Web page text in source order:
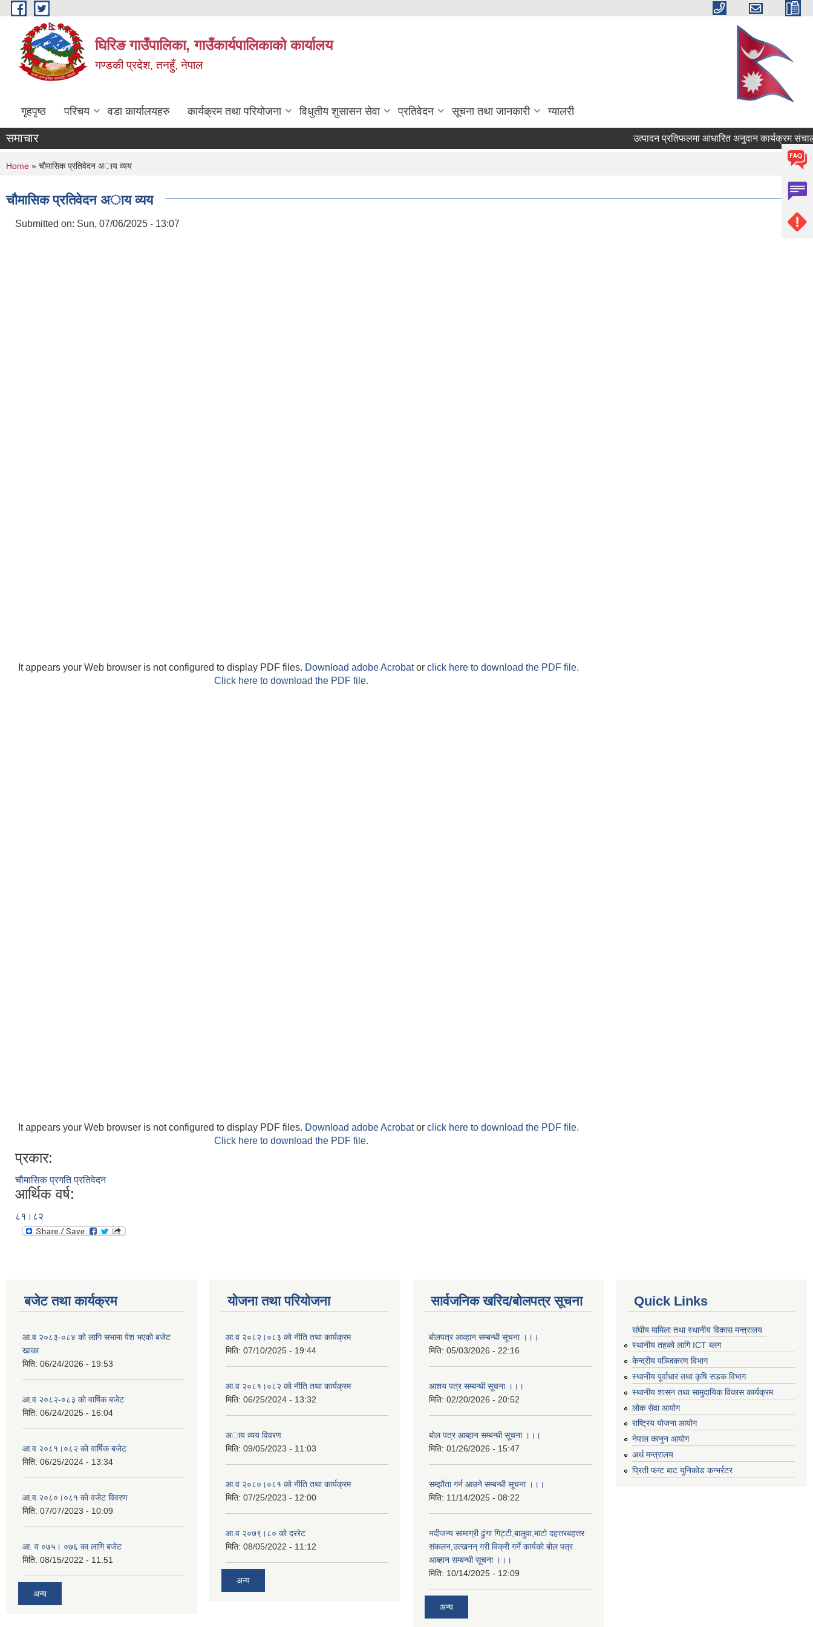
Skip to main content
घिरिङ गाउँपालिका, गाउँकार्यपालिकाको कार्यालय
गण्डकी प्रदेश, तनहुँ, नेपाल
गृहपृष्ठ परिचय वडा कार्यालयहरु कार्यक्रम तथा परियोजना विधुतीय शुसासन सेवा प्रतिवेदन सूचना तथा जानकारी ग्यालरी
समाचार उत्पादन प्रतिफलमा आधारित अनुदान कार्यक्रम
You are here
Home » चाैमासिक प्रतिवेदन अाय व्यय
चाैमासिक प्रतिवेदन अाय व्यय
Submitted on: Sun, 07/06/2025 - 13:07
It appears your Web browser is not configured to display PDF files. Download adobe Acrobator click here to download the PDF file.
Click here to download the PDF file.
It appears your Web browser is not configured to display PDF files. Download adobe Acrobator click here to download the PDF file.
Click here to download the PDF file.
प्रकार:
चौमासिक प्रगति प्रतिवेदन
आर्थिक वर्ष:
८१।८२
बजेट तथा कार्यक्रम
आ.व २०८३-०८४ काे लागि सभामा पेश भएकाे बजेट
खाका
मिति: 06/24/2026 - 19:53
आ.व २०८२-०८३ काे वार्षिक बजेट
मिति: 06/24/2025 - 16:04
आ.व २०८१।०८२ काे वार्षिक बजेट
मिति: 06/25/2024 - 13:34
आ.व २०८०।०८१ काे वजेट विवरण
मिति: 07/07/2023 - 10:09
आ. व ०७५। ०७६ का लागि बजेट
मिति: 08/15/2022 - 11:51
अन्य
योजना तथा परियोजना
आ.व २०८२।०८३ काे नीति तथा कार्यक्रम
मिति: 07/10/2025 - 19:44
आ.व २०८१।०८२ काे नीति तथा कार्यक्रम
मिति: 06/25/2024 - 13:32
अाय व्यय विवरण
मिति: 09/05/2023 - 11:03
आ.व २०८०।०८१ काे नीति तथा कार्यक्रम
मिति: 07/25/2023 - 12:00
आ.व २०७९।८० काे दररेट
मिति: 08/05/2022 - 11:12
अन्य
सार्वजनिक खरिद/बोलपत्र सूचना
बोलपत्र आव्हान सम्बन्धी सूचना ।।।
मिति: 05/03/2026 - 22:16
आशय पत्र सम्बन्धी सूचना ।।।
मिति: 02/20/2026 - 20:52
बाेल पत्र आब्हान सम्बन्धी सूचना ।।।
मिति: 01/26/2026 - 15:47
सम्झाैता गर्न आउने सम्बन्धी सूचना ।।।
मिति: 11/14/2025 - 08:22
नदीजन्य सामाग्री ढुंगा गिट्टी,बालुवा,माटो दहत्तरबहत्तर
संकलन,उत्खनन् गरी विक्री गर्ने कार्यकाे बोल पत्र
आब्हान सम्बन्धी सूचना ।।।
मिति: 10/14/2025 - 12:09
अन्य
Quick Links
संघीय मामिला तथा स्थानीय विकास मन्त्रालय
स्थानीय तहको लागि ICT ब्लग
केन्द्रीय पञ्जिकरण विभाग
स्थानीय पूर्वाधार तथा कृषि सडक विभाग
स्थानीय शासन तथा सामुदायिक विकास कार्यक्रम
लोक सेवा आयोग
राष्ट्रिय योजना आयोग
नेपाल कानुन आयोग
अर्थ मन्त्रालय
प्रिती फन्ट बाट युनिकोड कन्भर्रटर